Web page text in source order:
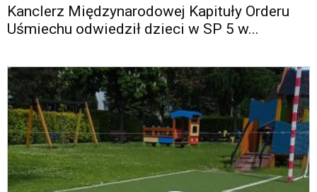
klawiszy
strzałek
lub
im
skrótów
klawiaturowych
czytniku
oraz
mogą
być
wyposażone
Kanclerz Międzynarodowej Kapituły Orderu
Uśmiechu odwiedził dzieci w SP 5 w...